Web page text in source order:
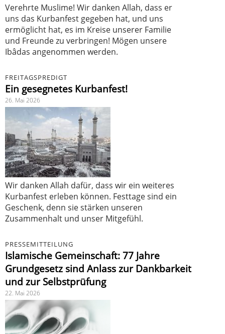
Verehrte Muslime! Wir danken Allah, dass er
uns das Kurbanfest gegeben hat, und uns
ermöglicht hat, es im Kreise unserer Familie
und Freunde zu verbringen! Mögen unsere
Ibâdas angenommen werden.
FREITAGSPREDIGT
Ein gesegnetes Kurbanfest!
26. Mai 2026
Wir danken Allah dafür, dass wir ein weiteres
Kurbanfest erleben können. Festtage sind ein
Geschenk, denn sie stärken unseren
Zusammenhalt und unser Mitgefühl.
PRESSEMITTEILUNG
Islamische Gemeinschaft: 77 Jahre
Grundgesetz sind Anlass zur Dankbarkeit
und zur Selbstprüfung
22. Mai 2026